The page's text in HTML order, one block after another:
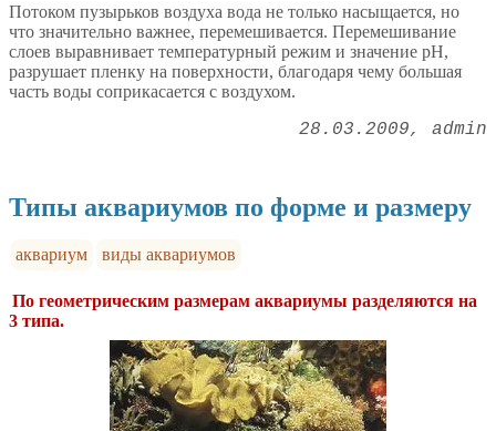
Потоком пузырьков воздуха вода не только насыщается, но
что значительно важнее, перемешивается. Перемешивание
слоев выравнивает температурный режим и значение рН,
разрушает пленку на поверхности, благодаря чему большая
часть воды соприкасается с воздухом.
28.03.2009 admin
Типы аквариумов по форме и размеру
аквариум виды аквариумов
По геометрическим размерам аквариумы разделяются на
3 типа.